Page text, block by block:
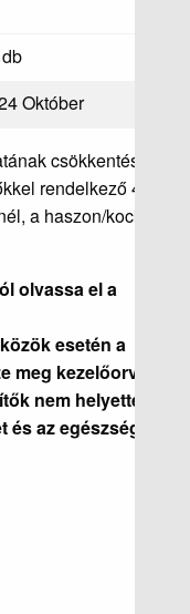
Október
csökkentésére
rendelkező 45–
a haszon/kockázat
olvassa el a
esetén a
meg kezelőorvosát,
nem helyettesíti
az egészséges